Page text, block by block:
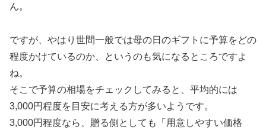
ん。
ですが、やはり世間一般では母の日のギフトに予算をどの
程度かけているのか、というのも気になるところですよ
ね。
そこで予算の相場をチェックしてみると、平均的には
3,000円程度を目安に考える方が多いようです。
3,000円程度なら、贈る側としても「用意しやすい価格